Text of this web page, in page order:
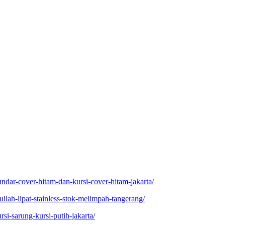
cover-hitam-dan-kursi-cover-hitam-jakarta/
lipat-stainless-stok-melimpah-tangerang/
sarung-kursi-putih-jakarta/